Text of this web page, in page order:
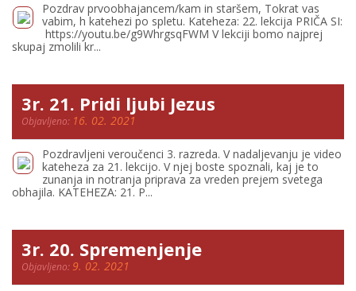
Pozdrav prvoobhajancem/kam in staršem, Tokrat vas
vabim, h katehezi po spletu. Kateheza: 22. lekcija PRIČA SI:
https://youtu.be/g9WhrgsqFWM V lekciji bomo najprej
skupaj zmolili kr...
3r. 21. Pridi ljubi Jezus
Objavljeno: 16. 02. 2021
Pozdravljeni veroučenci 3. razreda. V nadaljevanju je video
kateheza za 21. lekcijo. V njej boste spoznali, kaj je to
zunanja in notranja priprava za vreden prejem svetega
obhajila. KATEHEZA: 21. P...
3r. 20. Spremenjenje
Objavljeno: 9. 02. 2021